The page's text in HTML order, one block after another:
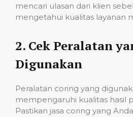
mencari ulasan dari klien
mengetahui kualitas layanan
2. Cek Peralatan
Digunakan
Peralatan coring yang
mempengaruhi kualitas hasil
Pastikan jasa coring yang